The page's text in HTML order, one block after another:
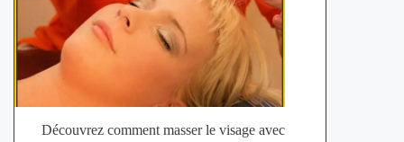
Découvrez comment masser le visage avec